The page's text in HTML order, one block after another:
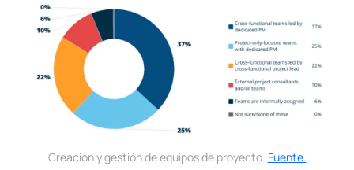
Creación y gestión de equipos de proyecto. Fuente.